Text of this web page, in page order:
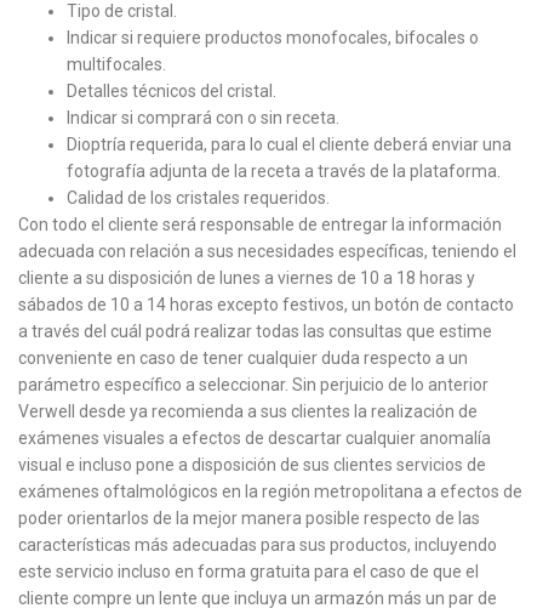
Tipo de cristal.
Indicar si requiere productos monofocales, bifocales o
multifocales.
Detalles técnicos del cristal.
Indicar si comprará con o sin receta.
Dioptría requerida, para lo cual el cliente deberá enviar una
fotografía adjunta de la receta a través de la plataforma.
Calidad de los cristales requeridos.
Con todo el cliente será responsable de entregar la información
adecuada con relación a sus necesidades específicas, teniendo el
cliente a su disposición de lunes a viernes de 10 a 18 horas y
sábados de 10 a 14 horas excepto festivos, un botón de contacto
a través del cuál podrá realizar todas las consultas que estime
conveniente en caso de tener cualquier duda respecto a un
parámetro específico a seleccionar. Sin perjuicio de lo anterior
Verwell desde ya recomienda a sus clientes la realización de
exámenes visuales a efectos de descartar cualquier anomalía
visual e incluso pone a disposición de sus clientes servicios de
exámenes oftalmológicos en la región metropolitana a efectos de
poder orientarlos de la mejor manera posible respecto de las
características más adecuadas para sus productos, incluyendo
este servicio incluso en forma gratuita para el caso de que el
cliente compre un lente que incluya un armazón más un par de